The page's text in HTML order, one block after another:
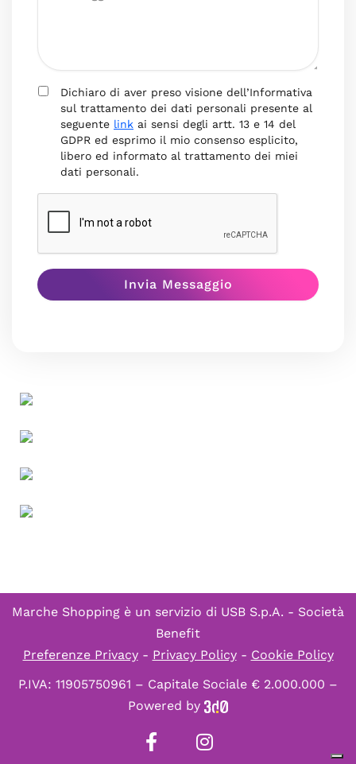
Dichiaro di aver preso visione dell’Informativa
sul trattamento dei dati personali presente al
seguente link ai sensi degli artt. 13 e 14 del
GDPR ed esprimo il mio consenso esplicito,
libero ed informato al trattamento dei miei
dati personali.
Marche Shopping è un servizio di USB S.p.A. - Società
Benefit
Preferenze Privacy- Privacy Policy- Cookie Policy
P.IVA: 11905750961 – Capitale Sociale € 2.000.000 –
Powered by